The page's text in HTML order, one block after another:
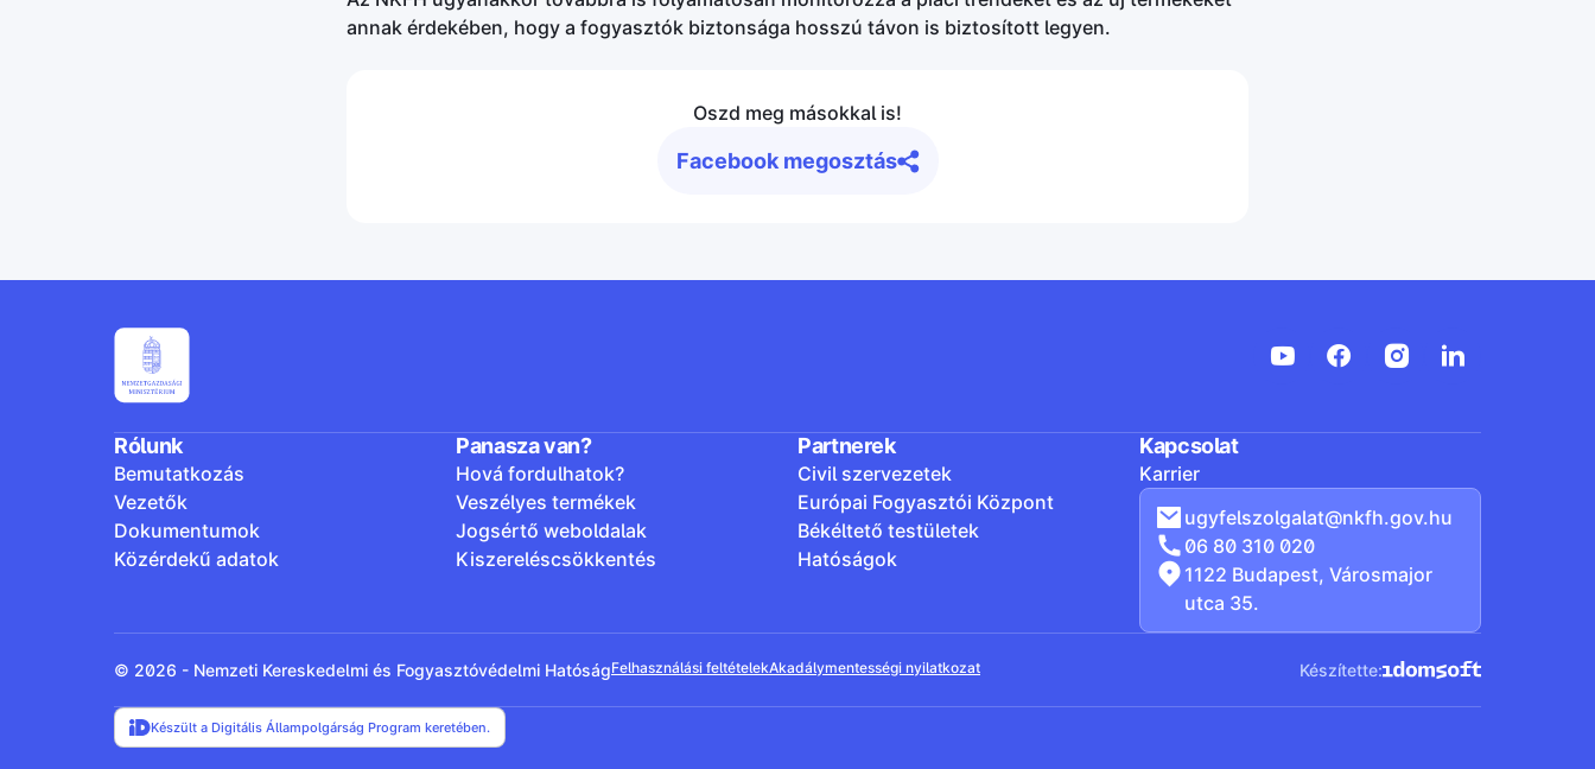
annak érdekében, hogy a fogyasztók biztonsága hosszú távon is biztosított legyen.
Oszd meg másokkal is!
Facebook megosztás
Rólunk
Bemutatkozás
Vezetők
Dokumentumok
Közérdekű adatok
Panasza van?
Hová fordulhatok?
Veszélyes termékek
Jogsértő weboldalak
Kiszereléscsökkentés
Partnerek
Civil szervezetek
Európai Fogyasztói Központ
Békéltető testületek
Hatóságok
Kapcsolat
Karrier
ugyfelszolgalat@nkfh.gov.hu
06 80 310 020
1122 Budapest, Városmajor
utca 35.
© 2026 - Nemzeti Kereskedelmi és Fogyasztóvédelmi HatóságFelhasználási feltételekAkadálymentességi nyilatkozat Készítette:
Készült a Digitális Állampolgárság Program keretében.